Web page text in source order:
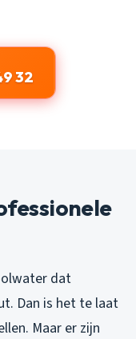
32
dat
Dan is het te laat
Maar er zijn